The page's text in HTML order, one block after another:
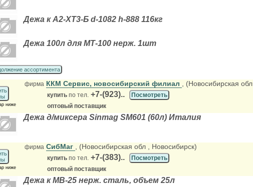
Дежа к А2-ХТ3-Б d-1082 h-888 116кг
Дежа 100л для МТ-100 нерж. 1шт
ассортимента
ниже
фирма ККМ Сервис, новосибирский филиал , (Новосибирская обл
купить по тел. +7-(923)..
Посмотреть
оптовый поставщик
Дежа д/миксера Sinmag SM601 (60л) Италия
ниже
фирма СибМаг , (Новосибирская обл , Новосибирск)
купить по тел. +7-(383)..
Посмотреть
оптовый поставщик
Дежа к МВ-25 нерж. сталь, объем 25л